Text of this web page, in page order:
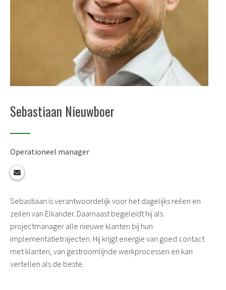
Sebastiaan Nieuwboer
Operationeel manager
Sebastiaan is verantwoordelijk voor het dagelijks reilen en
zeilen van Elkander. Daarnaast begeleidt hij als
projectmanager alle nieuwe klanten bij hun
implementatietrajecten. Hij krijgt energie van goed contact
met klanten, van gestroomlijnde werkprocessen en kan
vertellen als de beste.